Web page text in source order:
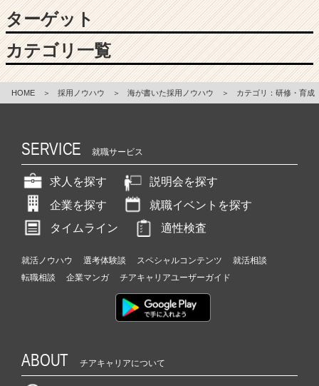
ターゲット
カテゴリ一覧
HOME ＞ 採用ノウハウ ＞ 海が書いた採用ノウハウ ＞ カテゴリ：研修・育成
SERVICE 就職サービス
求人を探す
説明会を探す
企業を探す
就職イベントを探す
タイムライン
適性検査
就活ノウハウ 選考体験談 スペシャルコンテンツ
就活相談
転職相談
企業マンガ チアキャリアユーザーガイド
ABOUT チアキャリアについて